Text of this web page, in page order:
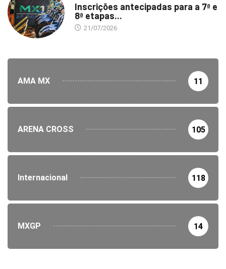
Inscrições antecipadas para a 7ª e
8ª etapas...
21/07/2026
AMA MX 11
ARENA CROSS 105
Internacional 118
MXGP 14